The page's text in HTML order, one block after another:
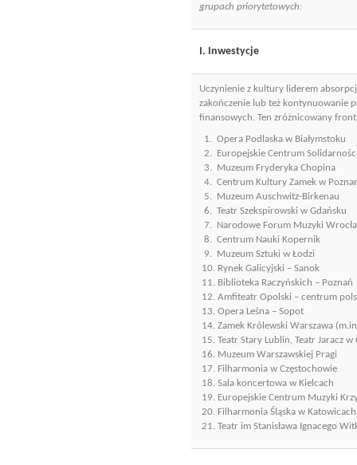
grupach priorytetowych:
I. Inwestycje
Uczynienie z kultury liderem
zakończenie lub też kontynuowanie
finansowych. Ten zróżnicowany
1. Opera Podlaska w Białymstoku
2. Europejskie Centrum
3. Muzeum Fryderyka Chopina
4. Centrum Kultury Zamek w
5. Muzeum Auschwitz-Birkenau
6. Teatr Szekspirowski w Gdańsku
7. Narodowe Forum Muzyki
8. Centrum Nauki Kopernik
9. Muzeum Sztuki w Łodzi
10. Rynek Galicyjski – Sanok
11. Biblioteka Raczyńskich – Poznań
12. Amfiteatr Opolski – centrum
13. Opera Leśna – Sopot
14. Zamek Królewski Warszawa
15. Teatr Stary Lublin, Teatr Jaracz w
16. Muzeum Warszawskiej Pragi
17. Filharmonia w Częstochowie
18. Sala koncertowa w Kielcach
19. Europejskie Centrum Muzyki
20. Filharmonia Śląska w Katowicach
21. Teatr im Stanisława Ignacego